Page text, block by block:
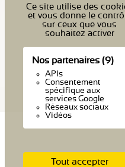
Ce site utilise des
et vous donne le
sur ceux que vous
souhaitez activer
Nos partenaires (9)
APIs
Consentement
spécifique aux
services Google
Réseaux sociaux
Vidéos
Tout accepter